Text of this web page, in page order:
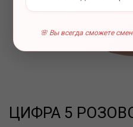
🌸 Вы всегда сможете
ЦИФРА 5